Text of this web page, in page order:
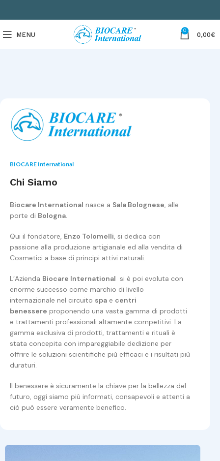
MENU
0
0,00€
BIOCARE International
Chi Siamo
Biocare International nasce a Sala Bolognese, alle
porte di Bologna.
Qui il fondatore, Enzo Tolomelli, si dedica con
passione alla produzione artigianale ed alla vendita di
Cosmetici a base di principi attivi naturali.
L’Azienda Biocare International si è poi evoluta con
enorme successo come marchio di livello
internazionale nel circuito spa e centri
benessere proponendo una vasta gamma di prodotti
e trattamenti professionali altamente competitivi. La
gamma esclusiva di prodotti, trattamenti e rituali è
stata concepita con impareggiabile dedizione per
offrire le soluzioni scientifiche più efficaci e i risultati più
duraturi.
Il benessere è sicuramente la chiave per la bellezza del
futuro, oggi siamo più informati, consapevoli e attenti a
ciò può essere veramente benefico.